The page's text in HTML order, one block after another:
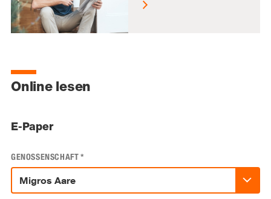
Online lesen
E-Paper
GENOSSENSCHAFT*